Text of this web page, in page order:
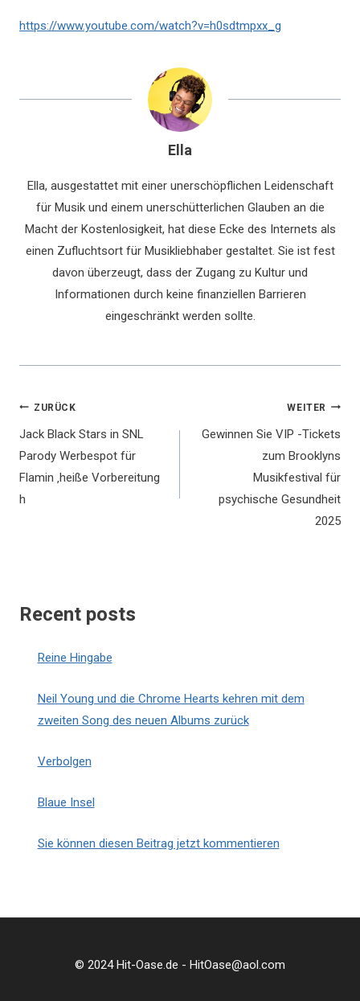
https://www.youtube.com/watch?v=h0sdtmpxx_g
Ella
Ella, ausgestattet mit einer unerschöpflichen Leidenschaft
für Musik und einem unerschütterlichen Glauben an die
Macht der Kostenlosigkeit, hat diese Ecke des Internets als
einen Zufluchtsort für Musikliebhaber gestaltet. Sie ist fest
davon überzeugt, dass der Zugang zu Kultur und
Informationen durch keine finanziellen Barrieren
eingeschränkt werden sollte.
Beitragsnavigation
ZURÜCK
Jack Black Stars in SNL
Parody Werbespot für
Flamin ‚heiße Vorbereitung
h
WEITER
Gewinnen Sie VIP -Tickets
zum Brooklyns
Musikfestival für
psychische Gesundheit
2025
Recent posts
Reine Hingabe
Neil Young und die Chrome Hearts kehren mit dem
zweiten Song des neuen Albums zurück
Verbolgen
Blaue Insel
Sie können diesen Beitrag jetzt kommentieren
© 2024 Hit-Oase.de - HitOase@aol.com